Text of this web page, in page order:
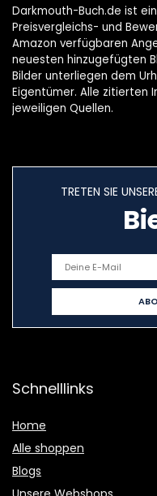
Darkmouth-Buch.de ist
Preisvergleichs- und
Amazon verfügbaren
neuesten hinzugefügten
Bilder unterliegen dem
Eigentümer. Alle zitierten
jeweiligen Quellen.
TRETEN SIE
Schnelllinks
Home
Alle shoppen
Blogs